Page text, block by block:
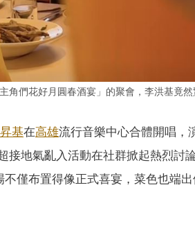
角們花好月圓春酒宴」的聚會，李洪基竟
基在高雄流行音樂中心合體開唱，
接地氣亂入活動在社群掀起熱烈討
僅布置得像正式喜宴，菜色也端